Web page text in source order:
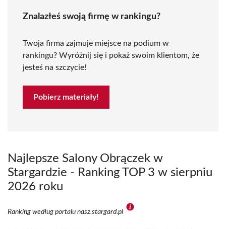
Znalazłeś swoją firmę w rankingu?
Twoja firma zajmuje miejsce na podium w
rankingu? Wyróżnij się i pokaż swoim klientom, że
jesteś na szczycie!
Pobierz materiały!
Najlepsze Salony Obrączek w
Stargardzie - Ranking TOP 3 w sierpniu
2026 roku
Ranking według portalu nasz.stargard.pl